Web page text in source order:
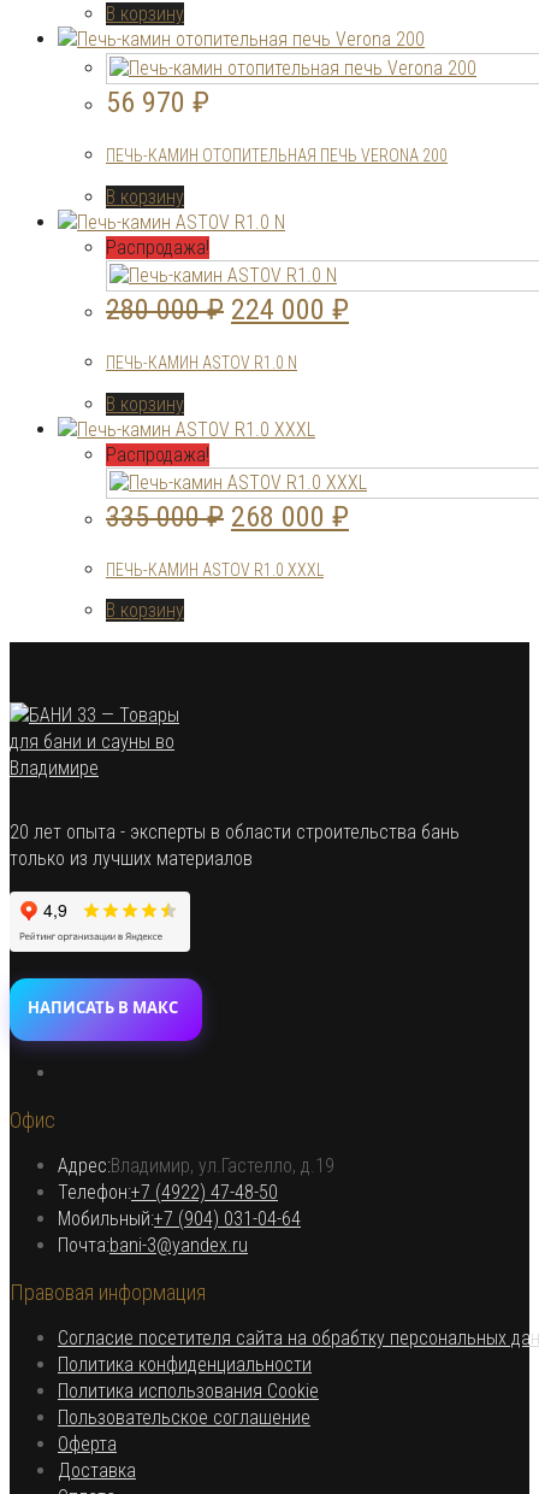
296
000 ₽.
000 ₽.
В корзину
56 970 ₽
ПЕЧЬ-КАМИН ОТОПИТЕЛЬНАЯ ПЕЧЬ VERONA 200
В корзину
Распродажа!
280 000₽ Первоначальная
составляла
280
224 000 ₽
ПЕЧЬ-КАМИН ASTOV R1.0 N
В корзину
Распродажа!
335 000₽ Первоначальная
составляла
268 000 ₽
ПЕЧЬ-КАМИН ASTOV R1.0 XXXL
В корзину
20 лет опыта - эксперты в области строительства бань
только из лучших материалов
НАПИСАТЬ В МАКС
Офис
Адрес:Владимир, ул.Гастелло, д.19
Телефон:+7 (4922) 47-48-50
Мобильный:+7 (904) 031-04-64Откроется
Почта:bani-3@yandex.ru
приложении
Правовая информация
Согласие посетителя сайта на обрабтку персональных
Политика конфиденциальности
в
Политика использования Cookie
Пользовательское соглашение
Оферта
в
Доставка